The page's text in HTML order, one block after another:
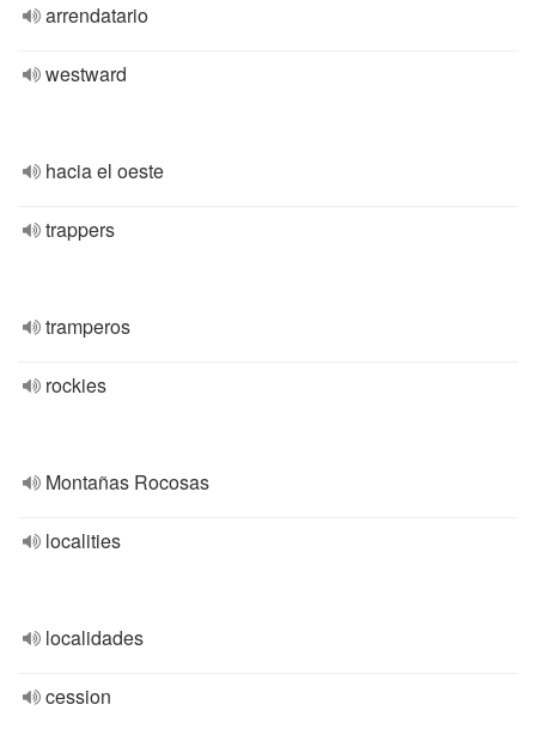
arrendatario
westward
hacia el oeste
trappers
tramperos
rockies
Montañas Rocosas
localities
localidades
cession